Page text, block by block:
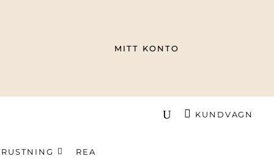
MITT KONTO
KUNDVAGN
REA